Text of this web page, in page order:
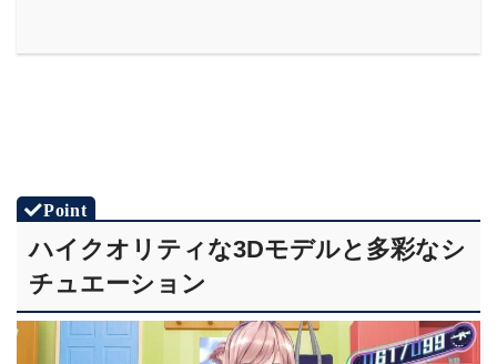
ハイクオリティな3Dモデルと多彩なシ
チュエーション